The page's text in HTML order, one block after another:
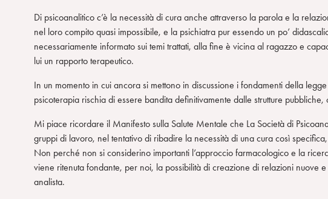
Di psicoanalitico c’è la necessità di cura anche attraverso la parola e la
nel loro compito quasi impossibile, e la psichiatra pur essendo un po’
necessariamente informato sui temi trattati, alla fine è vicina al ragazzo e
lui un rapporto terapeutico.
In un momento in cui ancora si mettono in discussione i fondamenti della
psicoterapia rischia di essere bandita definitivamente dalle strutture
Mi piace ricordare il Manifesto sulla Salute Mentale che La Società di
gruppi di lavoro, nel tentativo di ribadire la necessità di una cura così
Non perché non si considerino importanti l’approccio farmacologico e la
viene ritenuta fondante, per noi, la possibilità di creazione di relazioni nuove
analista.